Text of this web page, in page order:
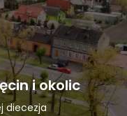
i okolic
diecezja